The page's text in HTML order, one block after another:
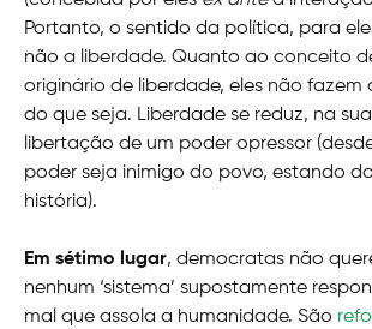
Portanto, o sentido da política, para
não a liberdade. Quanto ao conceito
originário de liberdade, eles não fazem
do que seja. Liberdade se reduz, na
libertação de um poder opressor
poder seja inimigo do povo, estando
história).
Em sétimo lugar, democratas não
nenhum ‘sistema’ supostamente
mal que assola a humanidade. São